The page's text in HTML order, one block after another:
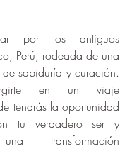
por los antiguos
Perú, rodeada de una
sabiduría y curación.
en un viaje
tendrás la oportunidad
tu verdadero ser y
transformación